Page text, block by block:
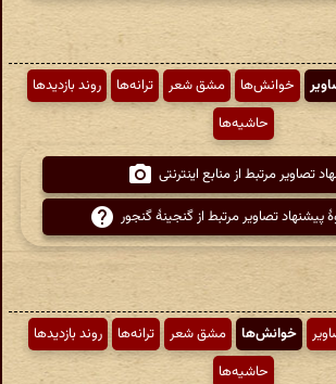
خوانش‌ها مشق شعر ترانه‌ها
روند بازدیدها
حاشیه‌ها
تصاویر مرتبط از منابع اینترنتی
پیشنهاد تصاویر مرتبط از گنجینهٔ گنجور
خوانش‌ها مشق شعر ترانه‌ها
روند بازدیدها
حاشیه‌ها